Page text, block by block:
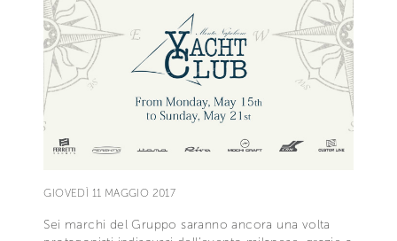
GIOVEDÌ 11 MAGGIO 2017
Sei marchi del Gruppo saranno ancora una volta